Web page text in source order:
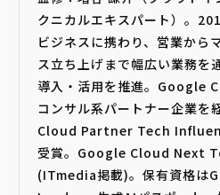
クニカルエキスパート）。
ビジネスに携わり、営業から
ス立ち上げまで幅広い業務
導入・活用を推進。Google
コンサル系パートナー企業を
Cloud Partner Tech
受賞。Google Cloud Next
(ITmedia掲載)。保有資格